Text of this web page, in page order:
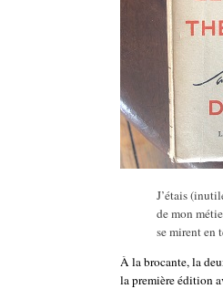
J’étais
de mon
se mirent en
À la brocante, la
la première édition